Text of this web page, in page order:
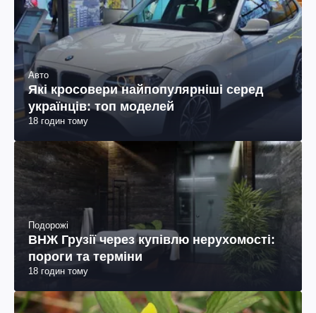
Авто
Які кросовери найпопулярніші серед
українців: топ моделей
18 годин тому
Подорожі
ВНЖ Грузії через купівлю нерухомості:
пороги та терміни
18 годин тому